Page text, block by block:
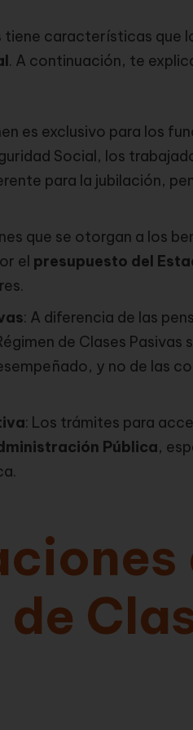
tiene características que
. A continuación, te
es exclusivo para los
Social, los
para la jubilación,
que se otorgan a los
el presupuesto del
: A diferencia de las
de Clases
y no de las
: Los trámites para
Pública,